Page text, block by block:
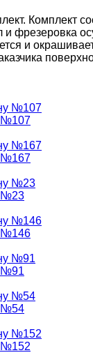
и фрезеровка
и
№107
№167
№23
№146
№91
№54
№152